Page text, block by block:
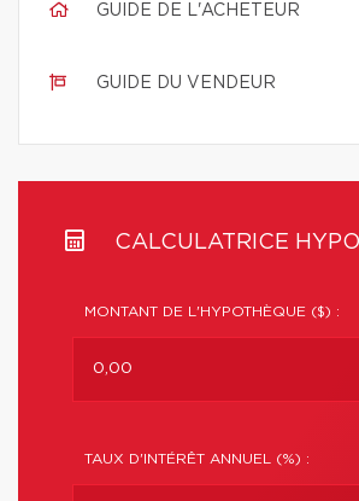
GUIDE DE L'ACHETEUR
GUIDE DU VENDEUR
CALCULATRICE
MONTANT DE L'HYPOTHÈQUE ($) :
TAUX D'INTÉRÊT ANNUEL (%) :